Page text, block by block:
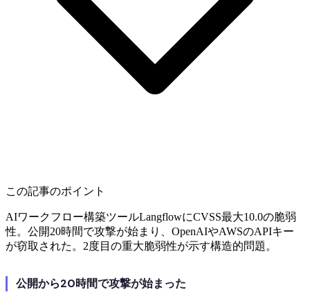
この記事のポイント
AIワークフロー構築ツールLangflowにCVSS最大10.0の脆弱
性。公開20時間で攻撃が始まり、OpenAIやAWSのAPIキー
が窃取された。2度目の重大脆弱性が示す構造的問題。
公開から20時間で攻撃が始まった